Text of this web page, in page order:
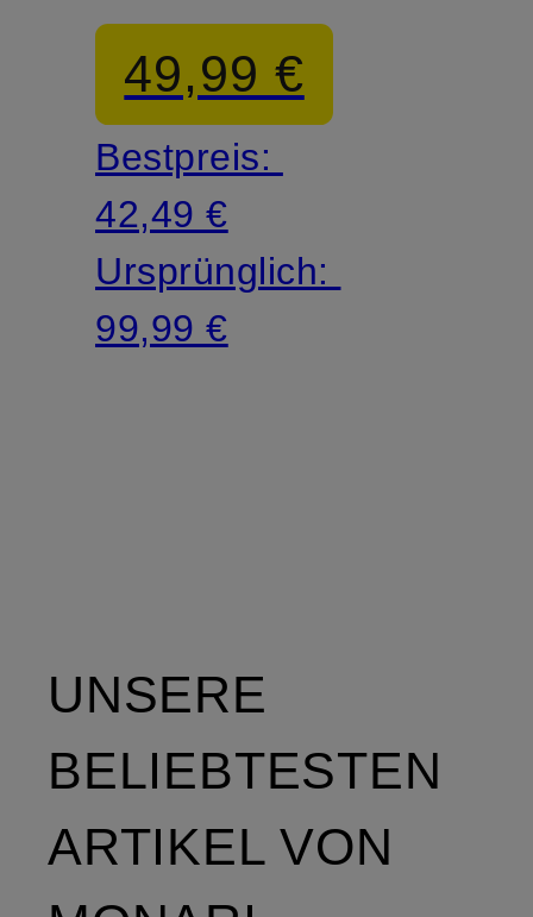
49,99 €
Bestpreis:
42,49 €
Ursprünglich:
99,99 €
UNSERE
BELIEBTESTEN
ARTIKEL VON